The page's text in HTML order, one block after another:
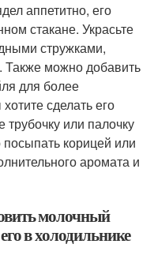
аппетитно, его
стакане. Украсьте
стружками,
можно добавить
для более
сделать его
или палочку
корицей или
аромата и
молочный
в холодильнике